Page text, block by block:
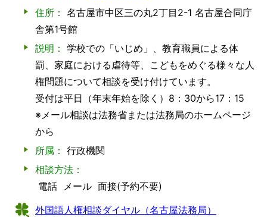
住所： 名古屋市中区三の丸2丁目2-1 名古屋合同庁
舎第1号館
説明： 学校での「いじめ」、教育職員による体
罰、家庭における虐待等、こどもをめぐる様々な人
権問題について相談を受け付けています。
受付は平日（年末年始を除く）8：30から17：15
※メール相談は法務省または法務局のホームページ
から
所属： 行政機関
相談方法：
電話
メール 面接(予約不要)
外国語人権相談ダイヤル（名古屋法務局）